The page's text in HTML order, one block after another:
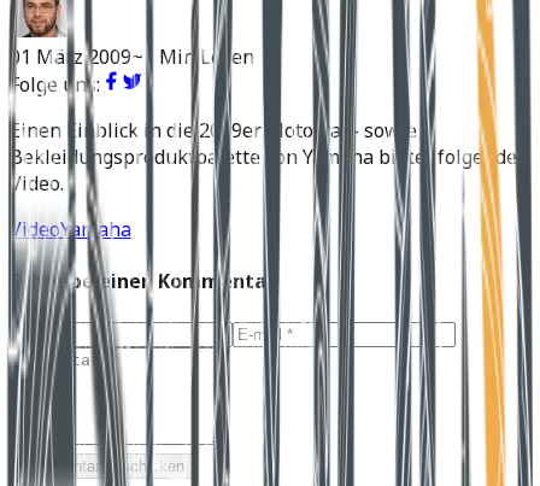
01 März 2009~1 Min Lesen
Folge uns:
Einen Einblick in die 2009er Motorrad- sowie
Bekleidungsproduktpalette von Yamaha bietet folgendes
Video.
VideoYamaha
Schreibe einen Kommentar
Kommentar abschicken